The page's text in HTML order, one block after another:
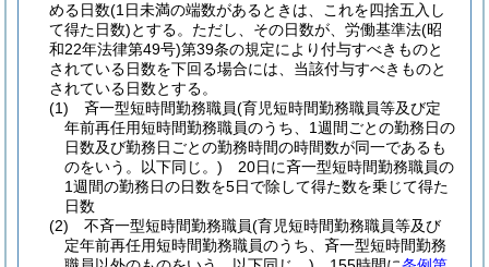
める日数(1日未満の端数があるときは、これを四捨五入し
て得た日数)とする。 ただし、その日数が、労働基準法(昭
和22年法律第49号)第39条の規定により付与すべきものと
されている日数を下回る場合には、当該付与すべきものと
されている日数とする。
(1)
斉一型短時間勤務職員(育児短時間勤務職員等及び定
年前再任用短時間勤務職員のうち、1週間ごとの勤務日の
日数及び勤務日ごとの勤務時間の時間数が同一であるも
のをいう。以下同じ。) 20日に斉一型短時間勤務職員の
1週間の勤務日の日数を5日で除して得た数を乗じて得た
日数
(2)
不斉一型短時間勤務職員(育児短時間勤務職員等及び
定年前再任用短時間勤務職員のうち、斉一型短時間勤務